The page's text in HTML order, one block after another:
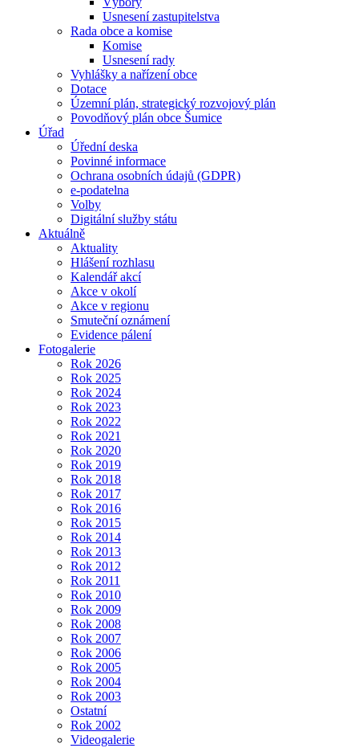
Usnesení zastupitelstva
Rada obce a komise
Komise
Usnesení rady
Vyhlášky a nařízení obce
Dotace
Územní plán, strategický rozvojový plán
Povodňový plán obce Šumice
Úřad
Úřední deska
Povinné informace
Ochrana osobních údajů (GDPR)
e-podatelna
Volby
Digitální služby státu
Aktuálně
Aktuality
Hlášení rozhlasu
Kalendář akcí
Akce v okolí
Akce v regionu
Smuteční oznámení
Evidence pálení
Fotogalerie
Rok 2026
Rok 2025
Rok 2024
Rok 2023
Rok 2022
Rok 2021
Rok 2020
Rok 2019
Rok 2018
Rok 2017
Rok 2016
Rok 2015
Rok 2014
Rok 2013
Rok 2012
Rok 2011
Rok 2010
Rok 2009
Rok 2008
Rok 2007
Rok 2006
Rok 2005
Rok 2004
Rok 2003
Ostatní
Rok 2002
Videogalerie